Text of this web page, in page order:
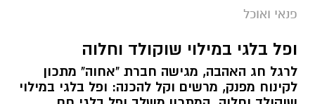
פנאי ואוכל
ופל בלגי במילוי שוקולד וחלוה
לרגל חג האהבה, מגישה חברת "אחוה" מתכון
לקינוח מפנק, מרשים וקל להכנה: ופל בלגי במילוי